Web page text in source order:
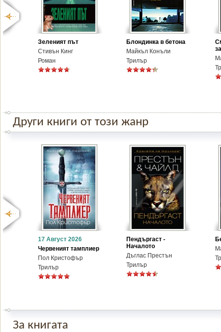
Зеленият път
Стивън Кинг
Роман
Блондинка в бетона
Майкъл Конъли
Трилър
Други книги от този жанр
17 Август 2026
Червеният тамплиер
Пол Кристофър
Трилър
Пендъргаст -
Началото
Дъглас Престън
Трилър
За книгата